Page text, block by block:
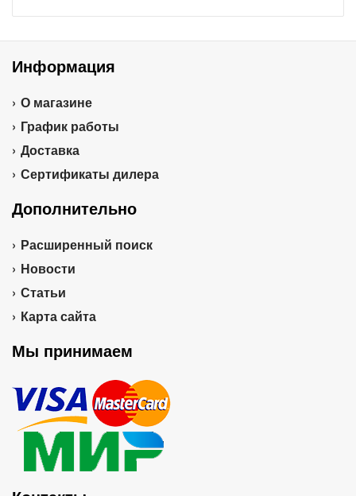
Информация
О магазине
График работы
Доставка
Сертификаты дилера
Дополнительно
Расширенный поиск
Новости
Статьи
Карта сайта
Мы принимаем